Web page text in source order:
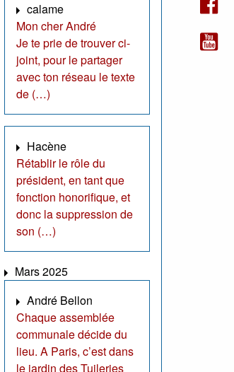
calame
Mon cher André
Je te prie de trouver ci-
joint, pour le partager
avec ton réseau le texte
de (…)
Hacène
Rétablir le rôle du
président, en tant que
fonction honorifique, et
donc la suppression de
son (…)
Mars 2025
André Bellon
Chaque assemblée
communale décide du
lieu. A Paris, c’est dans
le jardin des Tuileries